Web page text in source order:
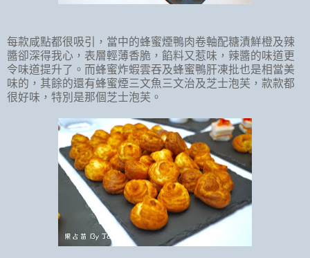
每款咸點都很吸引，當中的蜂蜜煙鴨肉卷軸配糖漬鮮橙及辣
醬卻深得我心，表層輕薄香脆，餡料又惹味，辣醬的味道更
令味道提升了。而蜂蜜炸蝦雲吞及蜂蜜鴨肝凍批也是相當美
味的，其餘的還有蜂蜜煙三文魚三文治及芝士泡芙，款款都
很好味，特別是那個芝士泡芙。